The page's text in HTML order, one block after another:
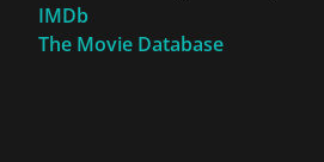
IMDb
The Movie Database